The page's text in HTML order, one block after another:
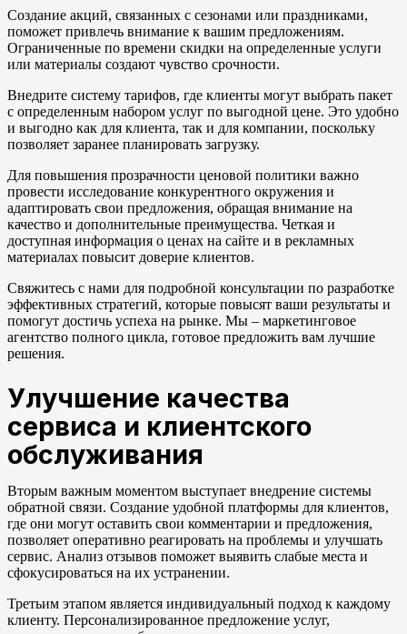
Создание акций, связанных с сезонами или праздниками,
поможет привлечь внимание к вашим предложениям.
Ограниченные по времени скидки на определенные услуги
или материалы создают чувство срочности.
Внедрите систему тарифов, где клиенты могут выбрать пакет
с определенным набором услуг по выгодной цене. Это удобно
и выгодно как для клиента, так и для компании, поскольку
позволяет заранее планировать загрузку.
Для повышения прозрачности ценовой политики важно
провести исследование конкурентного окружения и
адаптировать свои предложения, обращая внимание на
качество и дополнительные преимущества. Четкая и
доступная информация о ценах на сайте и в рекламных
материалах повысит доверие клиентов.
Свяжитесь с нами для подробной консультации по разработке
эффективных стратегий, которые повысят ваши результаты и
помогут достичь успеха на рынке. Мы – маркетинговое
агентство полного цикла, готовое предложить вам лучшие
решения.
Улучшение качества
сервиса и клиентского
обслуживания
Вторым важным моментом выступает внедрение системы
обратной связи. Создание удобной платформы для клиентов,
где они могут оставить свои комментарии и предложения,
позволяет оперативно реагировать на проблемы и улучшать
сервис. Анализ отзывов поможет выявить слабые места и
сфокусироваться на их устранении.
Третьим этапом является индивидуальный подход к каждому
клиенту. Персонализированное предложение услуг,